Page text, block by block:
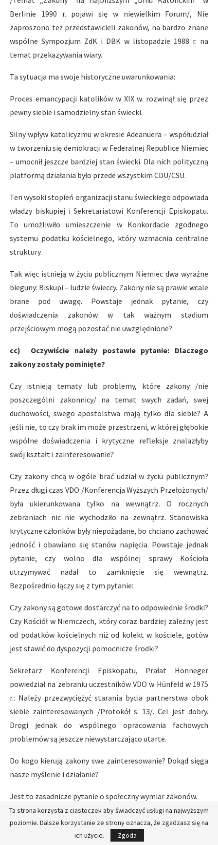
Berlinie 1990 r. pojawi się w niewielkim Forum/, Nie
zaproszono też przedstawicieli zakonów, na bardzo znane
wspólne Sympozjum ZdK i DBK w listopadzie 1988 r. na
temat przekazywania wiary.
Ta sytuacja ma swoje historyczne uwarunkowania:
Proces emancypacji katolików w XIX w. rozwinął się przez
pewny siebie i samodzielny stan świecki.
Silny wpływ katolicyzmu w okresie Adeanuera – współudział
w tworzeniu się demokracji w Federalnej Republice Niemiec
– umocnił jeszcze bardziej stan świecki. Dla nich polityczną
platformą działania było przede wszystkim CDU/CSU.
Ten wysoki stopień organizacji stanu świeckiego odpowiada
władzy biskupiej i Sekretariatowi Konferencji Episkopatu.
To umożliwiło umieszczenie w Konkordacie zgodnego
systemu podatku kościelnego, który wzmacnia centralne
struktury.
Tak więc istnieją w życiu publicznym Niemiec dwa wyraźne
bieguny: Biskupi – ludzie świeccy. Zakony nie są prawie wcale
brane pod uwagę. Powstaje jednak pytanie, czy
doświadczenia zakonów w tak ważnym stadium
przejściowym mogą pozostać nie uwzględnione?
cc) Oczywiście należy postawie pytanie: Dlaczego
zakony zostały pominięte?
Czy istnieją tematy lub problemy, które zakony /nie
poszczególni zakonnicy/ na temat swych zadań, swej
duchowości, swego apostolstwa mają tylko dla siebie? A
jeśli nie, to czy brak im może przestrzeni, w której głębokie
wspólne doświadczenia i krytyczne refleksje znalazłyby
swój kształt i zainteresowanie?
Czy zakony chcą w ogóle brać udział w życiu publicznym?
Przez długi czas VDO /Konferencja Wyższych Przełożonych/
była ukierunkowana tylko na wewnątrz. O rocznych
zebraniach nic nie wychodziło na zewnątrz. Stanowiska
krytyczne członków były niepożądane, bo chciano zachować
jedność i obawiano się stanów napięcia. Powstaje jednak
pytanie, czy wolno dla wspólnej sprawy Kościoła
utrzymywać nadal to zamknięcie się wewnątrz.
Bezpośrednio łączy się z tym pytanie:
Czy zakony są gotowe dostarczyć na to odpowiednie środki?
Czy Kościół w Niemczech, który coraz bardziej zależny jest
od podatków kościelnych niż od kolekt w kościele, gotów
jest stawić do dyspozycji pomocnicze środki?
Sekretarz Konferencji Episkopatu, Prałat Honneger
powiedział na zebraniu uczestników VDO w Hünfeld w 1975
r.: Należy przezwyciężyć starania bycia partnerstwa obok
siebie zainteresowanych /Protokół s. 13/. Cel jest dobry.
Drogi jednak do wspólnego opracowania fachowych
problemów są jeszcze niewystarczająco utarte.
Do kogo kierują zakony swe zainteresowanie? Dokąd sięga
nasze myślenie i działanie?
Jest to zasadnicze pytanie o społeczny wymiar zakonów.
Zakony miały w przeszłości wielki wpływ w ramach
społeczeństwa i Kościoła, szczególnie w dziedzinie
Ta strona korzysta z ciasteczek aby świadczyć usługi na najwyższym
poziomie. Dalsze korzystanie ze strony oznacza, że zgadzasz się na
ich użycie.
Zgoda